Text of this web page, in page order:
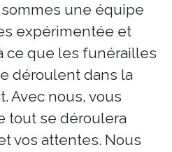
une équipe
expérimentée et
ce que les funérailles
déroulent dans la
Avec nous, vous
tout se déroulera
vos attentes. Nous